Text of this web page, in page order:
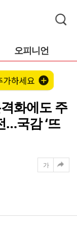
오피니언
화에도 주
…국감 ‘뜨
가